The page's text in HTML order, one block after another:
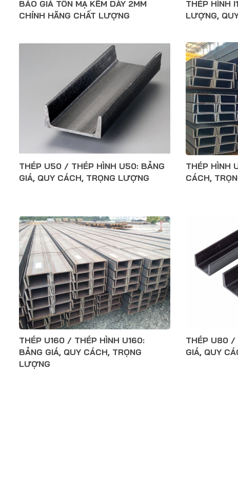
BÁO GIÁ TÔN MẠ KẼM DÀY 2MM
CHÍNH HÃNG CHẤT LƯỢNG
THÉP HÌNH
LƯỢNG,
THÉP U50 / THÉP HÌNH U50: BẢNG
GIÁ, QUY CÁCH, TRỌNG LƯỢNG
THÉP HÌNH
CÁCH,
THÉP U160 / THÉP HÌNH U160:
BẢNG GIÁ, QUY CÁCH, TRỌNG
LƯỢNG
THÉP U80 /
GIÁ, QUY